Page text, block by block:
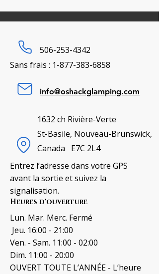
506-253-4342
Sans frais : 1-877-383-6858
info@oshackglamping.com
1632 ch Rivière-Verte
St-Basile, Nouveau-Brunswick,
Canada E7C 2L4
Entrez l’adresse dans votre GPS
avant la sortie et suivez la
signalisation.
Heures d'ouverture
Lun. Mar. Merc. Fermé
Jeu. 16:00 - 21:00
Ven. - Sam. 11:00 - 02:00
Dim. 11:00 - 20:00
OUVERT TOUTE L’ANNÉE - L’heure